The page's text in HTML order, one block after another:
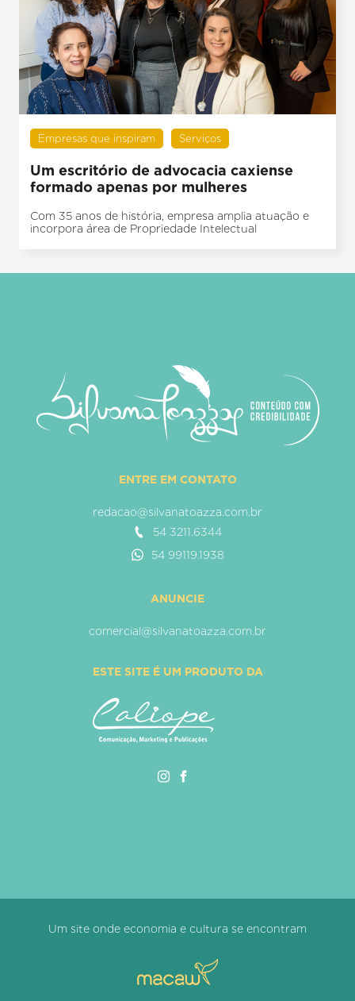
Empresas que inspiram Serviços
Um escritório de advocacia caxiense
formado apenas por mulheres
Com 35 anos de história, empresa amplia atuação e
incorpora área de Propriedade Intelectual
ENTRE EM CONTATO
redacao@silvanatoazza.com.br
54 3211.6344
54 99119.1938
ANUNCIE
comercial@silvanatoazza.com.br
ESTE SITE É UM PRODUTO DA
Um site onde economia e cultura se encontram